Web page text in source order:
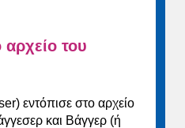
του
εντόπισε στο αρχείο
και Βάγγερ (ή